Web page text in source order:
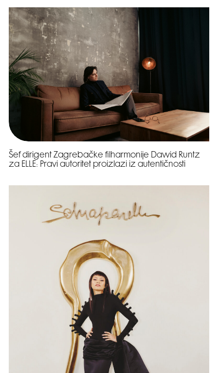
Šef dirigent Zagrebačke filharmonije Dawid Runtz
za ELLE: Pravi autoritet proizlazi iz autentičnosti